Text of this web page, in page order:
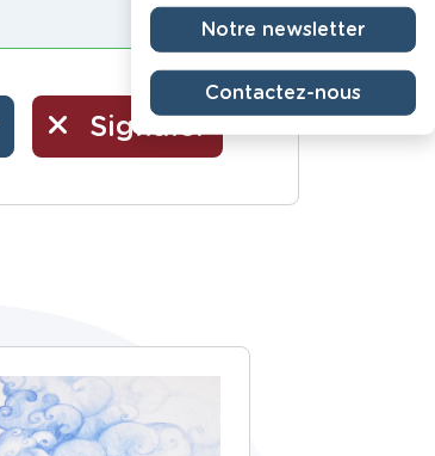
Signaler
Notre newsletter
Contactez-nous